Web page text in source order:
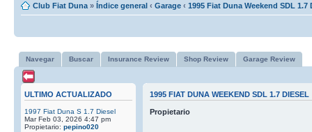
Club Fiat Duna » Índice general ‹ Garage ‹ 1995 Fiat Duna Weekend SDL 1.7
Navegar Buscar Insurance Review Shop Review Garage Review
ULTIMO ACTUALIZADO
1997 Fiat Duna S 1.7 Diesel
Mar Feb 03, 2026 4:47 pm
Propietario: pepino020
1995 FIAT DUNA WEEKEND SDL 1.7 DIESEL
Propietario